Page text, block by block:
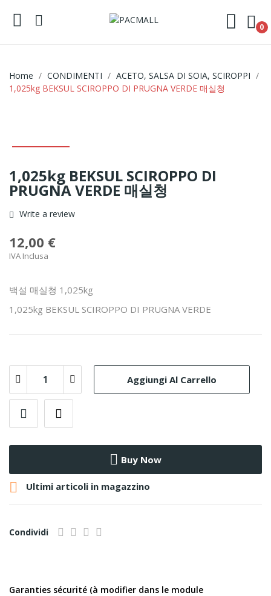
0
Home CONDIMENTI
ACETO, SALSA DI SOIA, SCIROPPI
1,025kg BEKSUL SCIROPPO DI PRUGNA VERDE 매실청
1,025kg BEKSUL SCIROPPO DI
PRUGNA VERDE 매실청
Write a review
12,00 €
IVA Inclusa
백설 매실청 1,025kg
1,025kg BEKSUL SCIROPPO DI PRUGNA VERDE
Aggiungi Al Carrello
Buy Now
 Ultimi articoli in magazzino
Condividi
Garanties sécurité (à modifier dans le module